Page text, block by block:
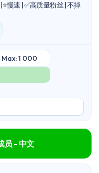
慢速 | ✅高质量粉丝 | 不掉
Max: 1 000
员 - 中文